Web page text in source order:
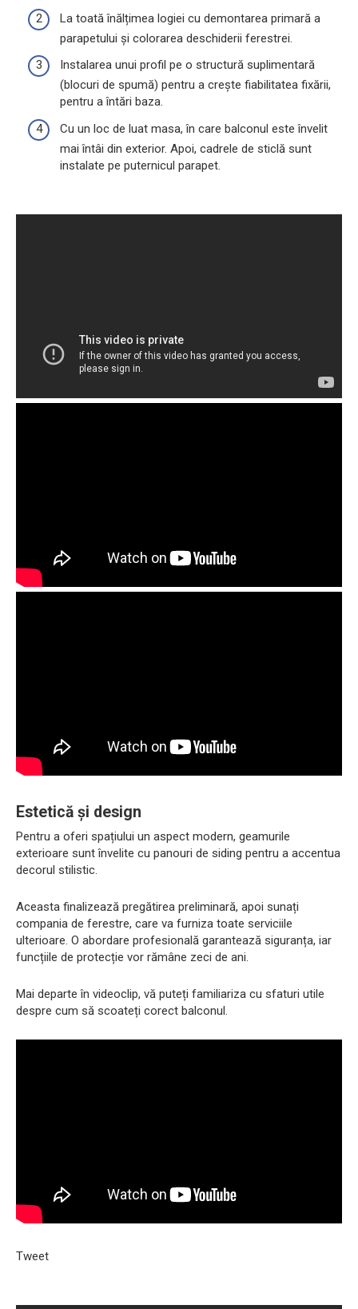
La toată înălțimea logiei cu demontarea primară a
parapetului și colorarea deschiderii ferestrei.
Instalarea unui profil pe o structură suplimentară
(blocuri de spumă) pentru a crește fiabilitatea fixării,
pentru a întări baza.
Cu un loc de luat masa, în care balconul este învelit
mai întâi din exterior. Apoi, cadrele de sticlă sunt
instalate pe puternicul parapet.
Estetică și design
Pentru a oferi spațiului un aspect modern, geamurile
exterioare sunt învelite cu panouri de siding pentru a accentua
decorul stilistic.
Aceasta finalizează pregătirea preliminară, apoi sunați
compania de ferestre, care va furniza toate serviciile
ulterioare. O abordare profesională garantează siguranța, iar
funcțiile de protecție vor rămâne zeci de ani.
Mai departe în videoclip, vă puteți familiariza cu sfaturi utile
despre cum să scoateți corect balconul.
Tweet